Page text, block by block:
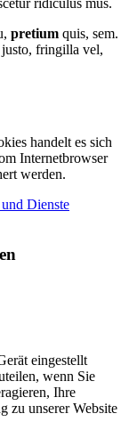
pretium quis, sem.
justo, fringilla vel,
handelt es sich
Internetbrowser
werden.
Dienste
eingestellt
wenn Sie
Ihre
zu unserer Website